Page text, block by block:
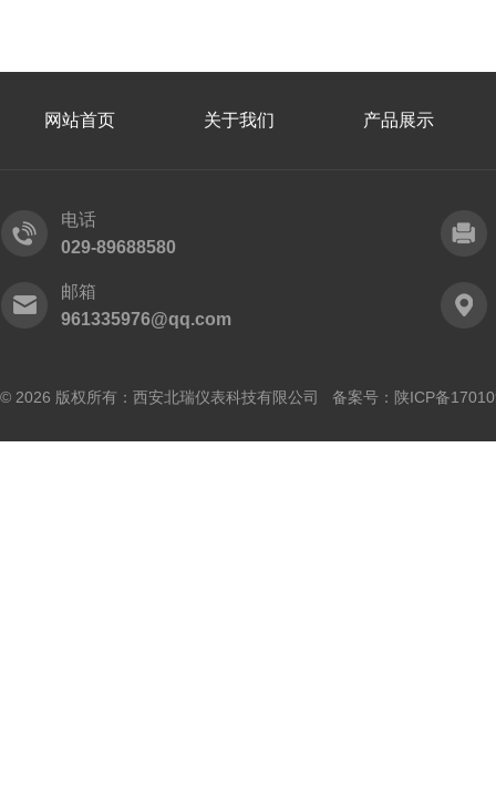
网站首页 关于我们 产品展示
电话
029-89688580
邮箱
961335976@qq.com
© 2026 版权所有：西安北瑞仪表科技有限公司 备案号： 陕ICP备